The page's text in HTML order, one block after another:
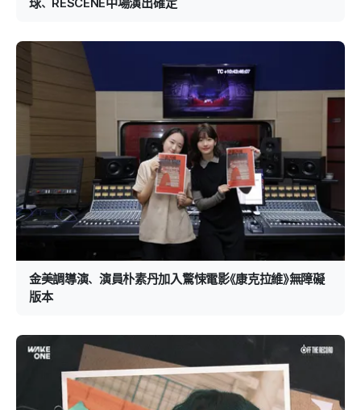
球、RESCENE中場演出確定
金美調導演、演員朴素丹加入驚悚電影《康克拉維》無障礙
版本